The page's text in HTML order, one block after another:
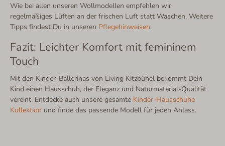
Wie bei allen unseren Wollmodellen empfehlen wir
regelmäßiges Lüften an der frischen Luft statt Waschen. Weitere
Tipps findest Du in unseren Pflegehinweisen.
Fazit: Leichter Komfort mit femininem
Touch
Mit den Kinder-Ballerinas von Living Kitzbühel bekommt Dein
Kind einen Hausschuh, der Eleganz und Naturmaterial-Qualität
vereint. Entdecke auch unsere gesamte Kinder-Hausschuhe
Kollektion und finde das passende Modell für jeden Anlass.